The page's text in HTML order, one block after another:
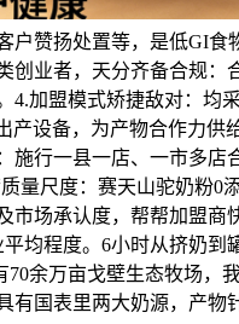
赞扬处置等，是低GI
业者，天分齐备合规
加盟模式矫捷敌对：
设备，为产物合作力
行一县一店、一市多
尺度：赛天山驼奶粉0
场承认度，帮帮加盟
均程度。6小时从挤奶
余万亩戈壁生态牧场
国表里两大奶源，产